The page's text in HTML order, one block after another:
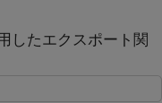
したエクスポート関